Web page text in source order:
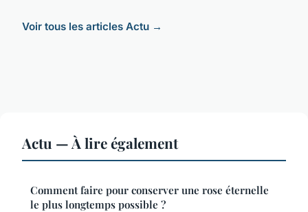
Voir tous les articles Actu →
Actu — À lire également
Comment faire pour conserver une rose éternelle
le plus longtemps possible ?